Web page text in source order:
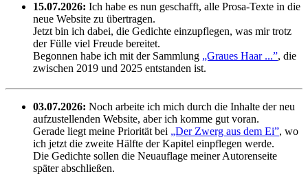
15.07.2026: Ich habe es nun geschafft, alle Prosa-Texte in die
neue Website zu übertragen.
Jetzt bin ich dabei, die Gedichte einzupflegen, was mir trotz
der Fülle viel Freude bereitet.
Begonnen habe ich mit der Sammlung „Graues Haar ...”, die
zwischen 2019 und 2025 entstanden ist.
03.07.2026: Noch arbeite ich mich durch die Inhalte der neu
aufzustellenden Website, aber ich komme gut voran.
Gerade liegt meine Priorität bei „Der Zwerg aus dem Ei”, wo
ich jetzt die zweite Hälfte der Kapitel einpflegen werde.
Die Gedichte sollen die Neuauflage meiner Autorenseite
später abschließen.